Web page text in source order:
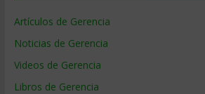
Artículos de Gerencia
Noticias de Gerencia
Videos de Gerencia
Libros de Gerencia